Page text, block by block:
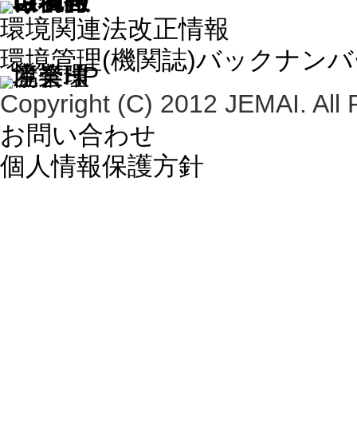
環境関連法改正情報
環境管理(機関誌)バックナン
Copyright (C) 2012 JEMAI. All
お問い合わせ
個人情報保護方針